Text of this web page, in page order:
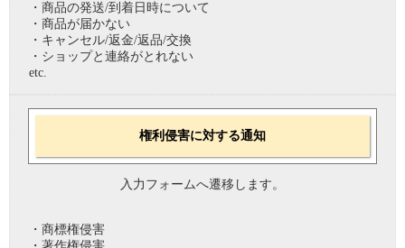
・商品の発送/到着日時について
・商品が届かない
・キャンセル/返金/返品/交換
・ショップと連絡がとれない
etc.
権利侵害に対する通知
入力フォームへ遷移します。
・商標権侵害